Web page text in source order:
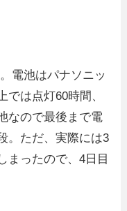
電池はパナソニッ
では点灯60時間、
なので最後まで電
。ただ、実際には3
まったので、4日目